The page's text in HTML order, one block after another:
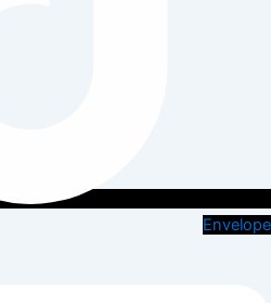
Envelope